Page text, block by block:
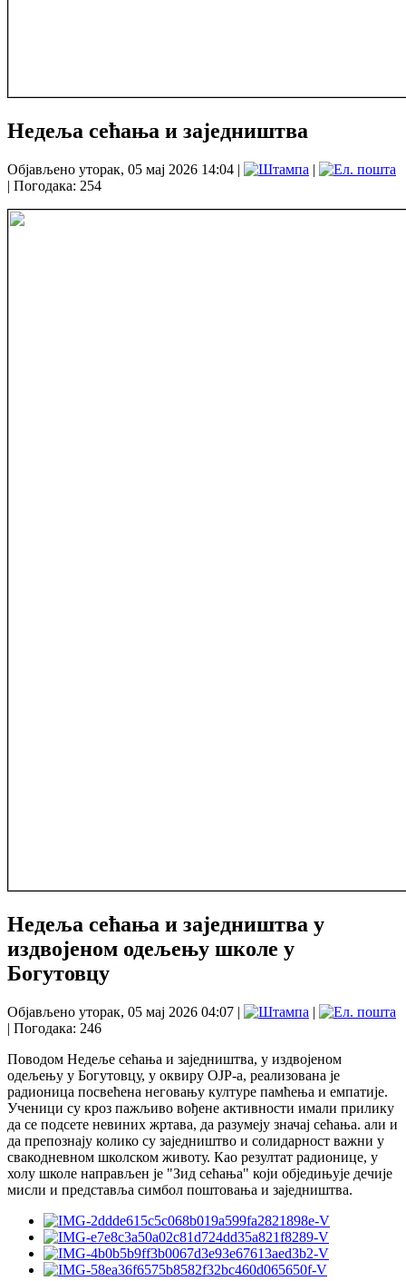
Недеља сећања и заједништва
Објављено уторак, 05 мај 2026 14:04 |
|
| Погодака: 254
Недеља сећања и заједништва у
издвојеном одељењу школе у
Богутовцу
Објављено уторак, 05 мај 2026 04:07 |
|
| Погодака: 246
Поводом Недеље сећања и заједништва, у издвојеном
одељењу у Богутовцу, у оквиру ОЈР-а, реализована је
радионица посвећена неговању културе памћења и емпатије.
Ученици су кроз пажљиво вођене активности имали прилику
да се подсете невиних жртава, да разумеју значај сећања. али и
да препознају колико су заједништво и солидарност важни у
свакодневном школском животу. Као резултат радионице, у
холу школе направљен је "Зид сећања" који обједињује дечије
мисли и представља симбол поштовања и заједништва.